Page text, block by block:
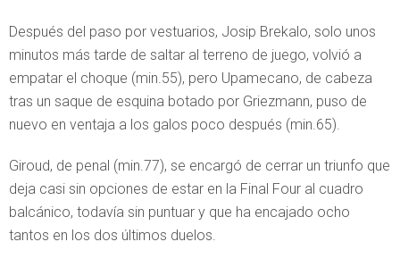
Después del paso por vestuarios, Josip Brekalo, solo unos
minutos más tarde de saltar al terreno de juego, volvió a
empatar el choque (min.55), pero Upamecano, de cabeza
tras un saque de esquina botado por Griezmann, puso de
nuevo en ventaja a los galos poco después (min.65).
Giroud, de penal (min.77), se encargó de cerrar un triunfo que
deja casi sin opciones de estar en la Final Four al cuadro
balcánico, todavía sin puntuar y que ha encajado ocho
tantos en los dos últimos duelos.